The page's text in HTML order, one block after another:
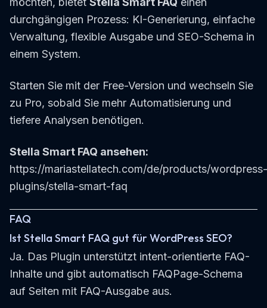
durchgängigen Prozess: KI-Generierung, einfache
Verwaltung, flexible Ausgabe und SEO-Schema in
einem System.
Starten Sie mit der Free-Version und wechseln Sie
zu Pro, sobald Sie mehr Automatisierung und
tiefere Analysen benötigen.
Stella Smart FAQ ansehen:
https://mariastellatech.com/de/products/wordpress-
plugins/stella-smart-faq
FAQ
Ist Stella Smart FAQ gut für WordPress SEO?
Ja. Das Plugin unterstützt intent-orientierte FAQ-
Inhalte und gibt automatisch FAQPage-Schema
auf Seiten mit FAQ-Ausgabe aus.